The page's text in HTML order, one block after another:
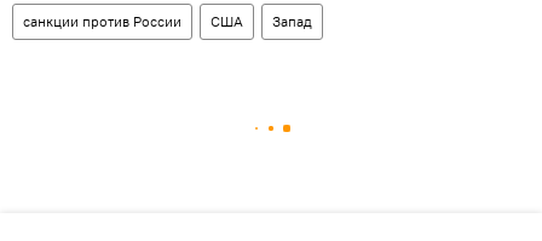
санкции против России США Запад